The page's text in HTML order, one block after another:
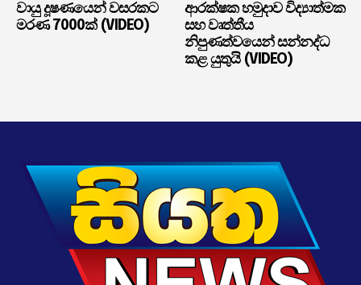
වායු දූෂණයෙන් වසරකට
මරණ 7000ක් (VIDEO)
ආරක්ෂක හමුදාව විද්‍යාත්මක
සහ වෘත්තීය
නිපුණත්වයෙන් සන්නද්ධ
කළ යුතුයි (VIDEO)